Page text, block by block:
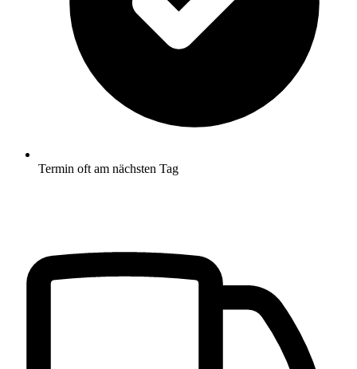
Termin oft am nächsten Tag